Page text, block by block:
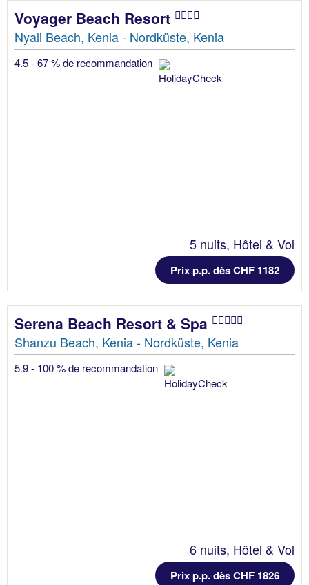
Voyager Beach Resort
Nyali Beach, Kenia - Nordküste, Kenia
4.5 - 67 % de recommandation
5 nuits, Hôtel & Vol
Prix p.p. dès CHF 1182
Serena Beach Resort & Spa
Shanzu Beach, Kenia - Nordküste, Kenia
5.9 - 100 % de recommandation
6 nuits, Hôtel & Vol
Prix p.p. dès CHF 1826